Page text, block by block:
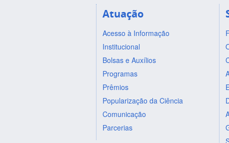
Atuação
Acesso à Informação
Institucional
Bolsas e Auxílios
Programas
Prêmios
Popularização da Ciência
Comunicação
Parcerias